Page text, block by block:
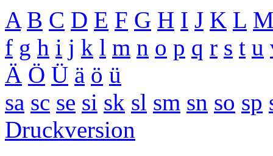
A B C D E F G H I J K L
f g h i j k l m n o p q r s t u
Ä Ö Ü ä ö ü
sa sc se si sk sl sm sn so sp
Druckversion